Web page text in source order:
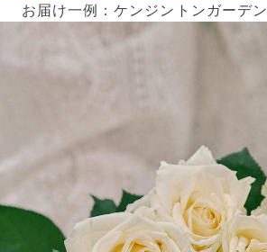
お届け一例：ケンジントンガーデン